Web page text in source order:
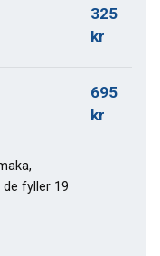
325
kr
fyller 19
695
kr